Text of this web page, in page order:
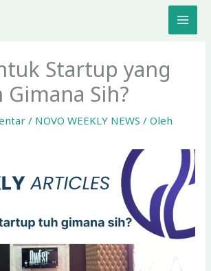
Startup yang
Gimana Sih?
/ NOVO WEEKLY NEWS / Oleh